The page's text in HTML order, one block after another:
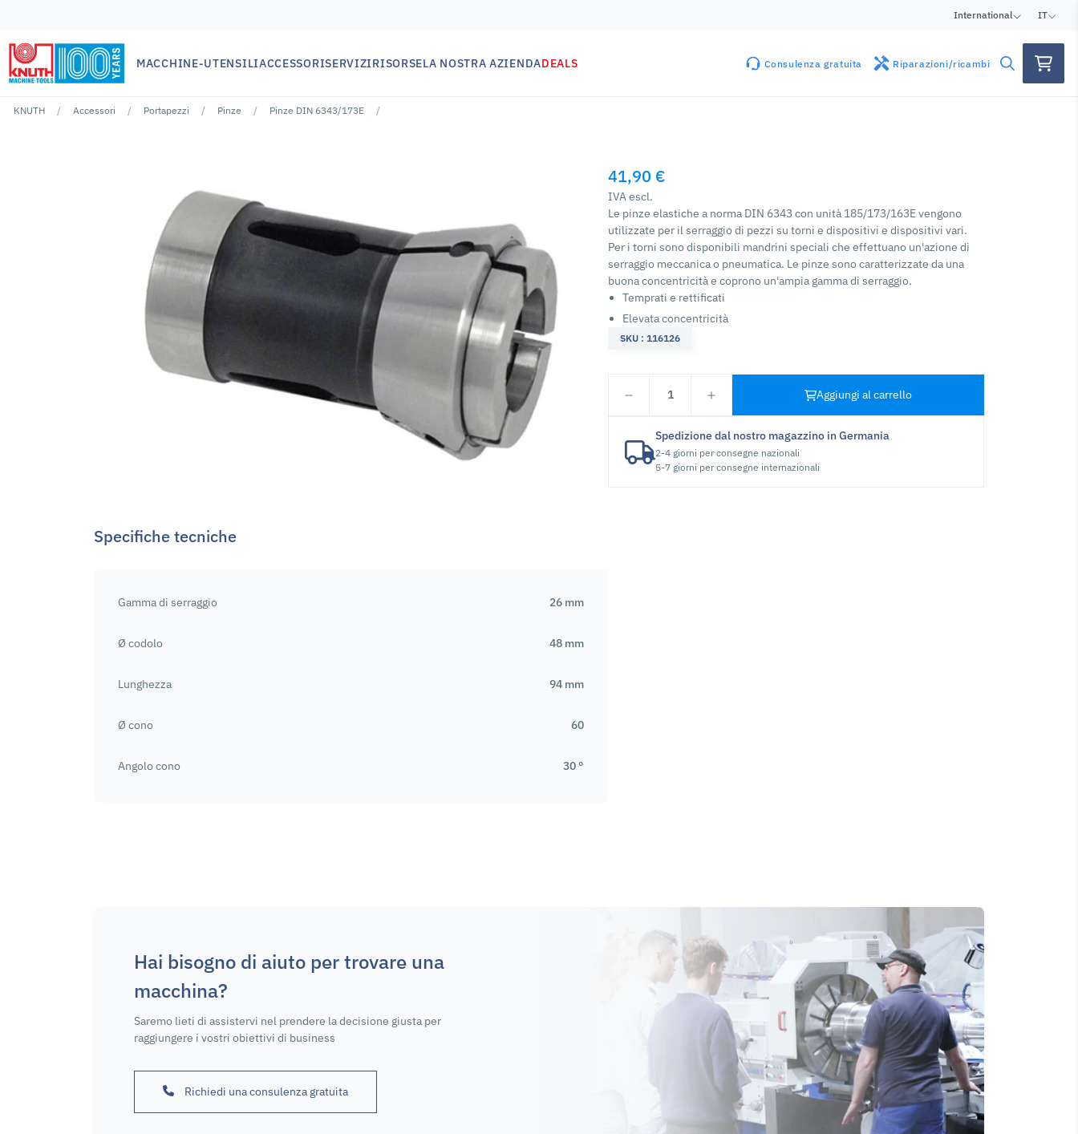
International IT
MACCHINE-UTENSILIACCESSORISERVIZIRISORSELA NOSTRA AZIENDADEALS Consulenza gratuita Riparazioni/ricambi
KNUTH Accessori Portapezzi Pinze Pinze DIN 6343/173E
Specifiche tecniche
Gamma di serraggio 26 mm
Ø codolo 48 mm
Lunghezza 94 mm
Ø cono 60
Angolo cono 30 °
41,90 €
IVA escl.
Le pinze elastiche a norma DIN 6343 con unità 185/173/163E vengono
utilizzate per il serraggio di pezzi su torni e dispositivi e dispositivi vari.
Per i torni sono disponibili mandrini speciali che effettuano un'azione di
serraggio meccanica o pneumatica. Le pinze sono caratterizzate da una
buona concentricità e coprono un'ampia gamma di serraggio.
Temprati e rettificati
Elevata concentricità
SKU : 116126
1 Aggiungi al carrello
Spedizione dal nostro magazzino in Germania
2-4 giorni per consegne nazionali
5-7 giorni per consegne internazionali
Hai bisogno di aiuto per trovare una
macchina?
Saremo lieti di assistervi nel prendere la decisione giusta per
raggiungere i vostri obiettivi di business
Richiedi una consulenza gratuita